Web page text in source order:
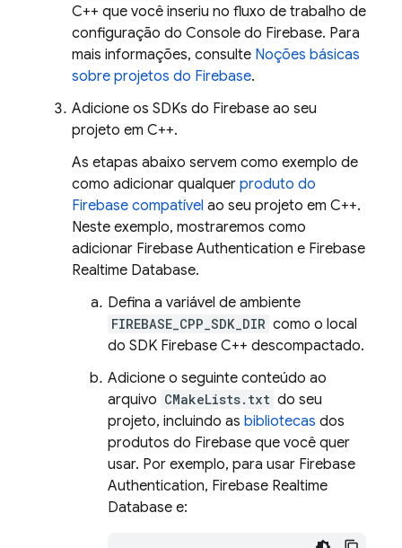
C++ que você inseriu no fluxo de trabalho de
configuração do Console do Firebase. Para
mais informações, consulte Noções básicas
sobre projetos do Firebase.
Adicione os SDKs do Firebase ao seu
projeto em C++.
As etapas abaixo servem como exemplo de
como adicionar qualquer produto do
Firebase compatível ao seu projeto em C++.
Neste exemplo, mostraremos como
adicionar Firebase Authentication e Firebase
Realtime Database.
Defina a variável de ambiente
FIREBASE_CPP_SDK_DIR como o local
do SDK Firebase C++ descompactado.
Adicione o seguinte conteúdo ao
arquivo CMakeLists.txt do seu
projeto, incluindo as bibliotecas dos
produtos do Firebase que você quer
usar. Por exemplo, para usar Firebase
Authentication, Firebase Realtime
Database e: